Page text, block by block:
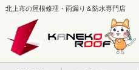
北上市の屋根修理・雨漏り＆防水専門店